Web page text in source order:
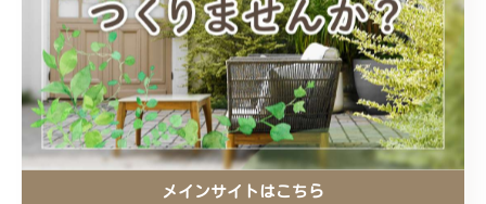
コミュニケーションを促すレイアウトや設備選びがカギ
となります。例えば、屋外リビングとして使えるウッド
デッキやテラス、みんなで囲めるファイヤーピット、視
線を遮りつつ開放感を保つ植栽配置などが挙げられま
す。
群馬県前橋市の気候を考慮した防風・日除け対策も大切
メインサイトはこちら